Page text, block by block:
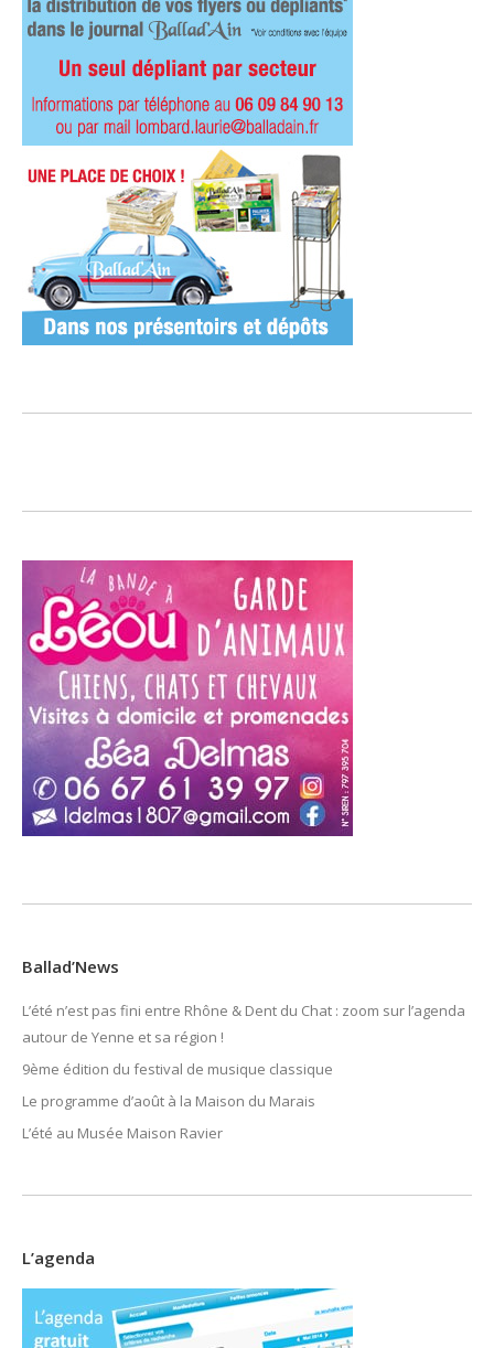
Ballad’News
L’été n’est pas fini entre Rhône & Dent du Chat : zoom sur l’agenda
autour de Yenne et sa région !
9ème édition du festival de musique classique
Le programme d’août à la Maison du Marais
L’été au Musée Maison Ravier
L’agenda